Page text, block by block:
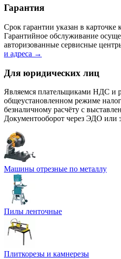
Гарантия
Срок гарантии указан в карточке
Гарантийное обслуживание
авторизованные сервисные
и адреса →
Для юридических лиц
Являемся плательщиками НДС и
общеустановленном режиме
безналичному расчёту с
Документооборот через ЭДО или
Машины отрезные по металлу
Пилы ленточные
Плиткорезы и камнерезы